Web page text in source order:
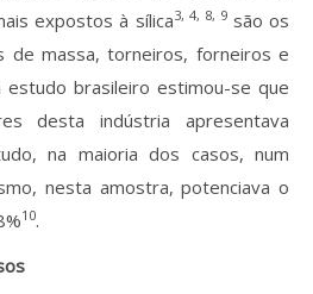
expostos à sílica3, 4, 8, 9são os
de massa, torneiros, forneiros e
estudo brasileiro estimou-se que
desta indústria apresentava
na maioria dos casos, num
nesta amostra, potenciava o
10.